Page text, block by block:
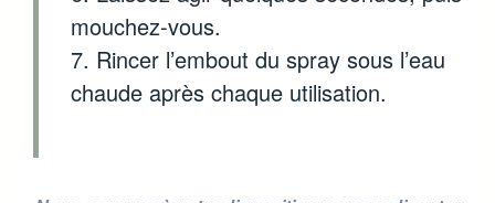
mouchez-vous.
Rincer l’embout du spray sous l’eau
chaude après chaque utilisation.